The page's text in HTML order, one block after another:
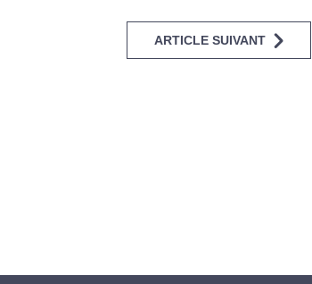
ARTICLE SUIVANT